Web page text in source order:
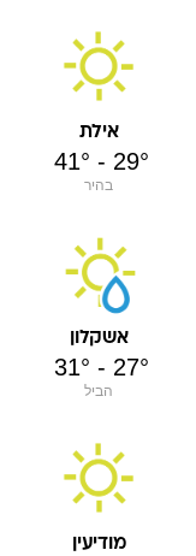
אילת
29°
-
41°
בהיר
אשקלון
27°
-
31°
הביל
מודיעין